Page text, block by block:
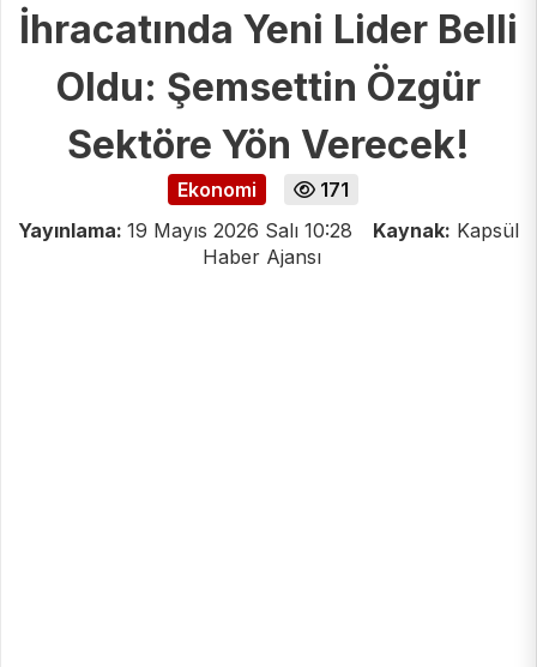
İhracatında Yeni Lider Belli
Oldu: Şemsettin Özgür
Sektöre Yön Verecek!
Ekonomi
171
Yayınlama: 19 Mayıs 2026 Salı 10:28 Kaynak: Kapsül
Haber Ajansı